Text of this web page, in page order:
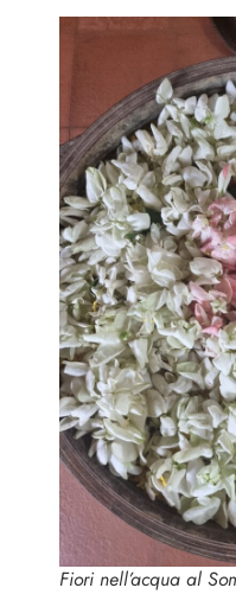
Fiori nell’acqua al